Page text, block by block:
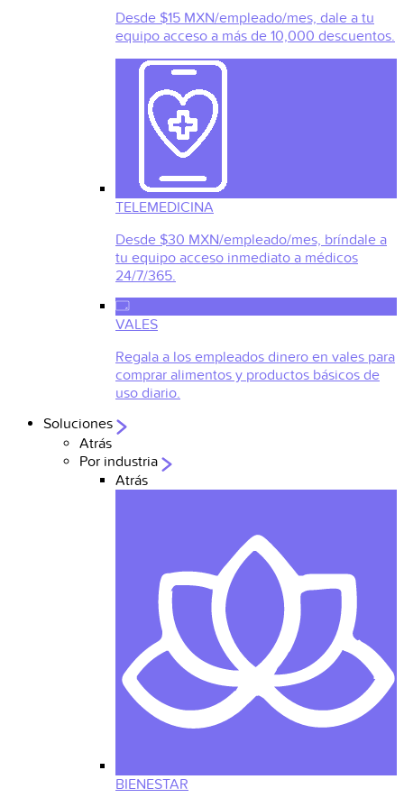
Desde $15 MXN/empleado/mes, dale a tu
equipo acceso a más de 10,000 descuentos.
TELEMEDICINA
Desde $30 MXN/empleado/mes, bríndale a
tu equipo acceso inmediato a médicos
24/7/365.
VALES
Regala a los empleados dinero en vales para
comprar alimentos y productos básicos de
uso diario.
Soluciones
Atrás
Por industria
Atrás
BIENESTAR